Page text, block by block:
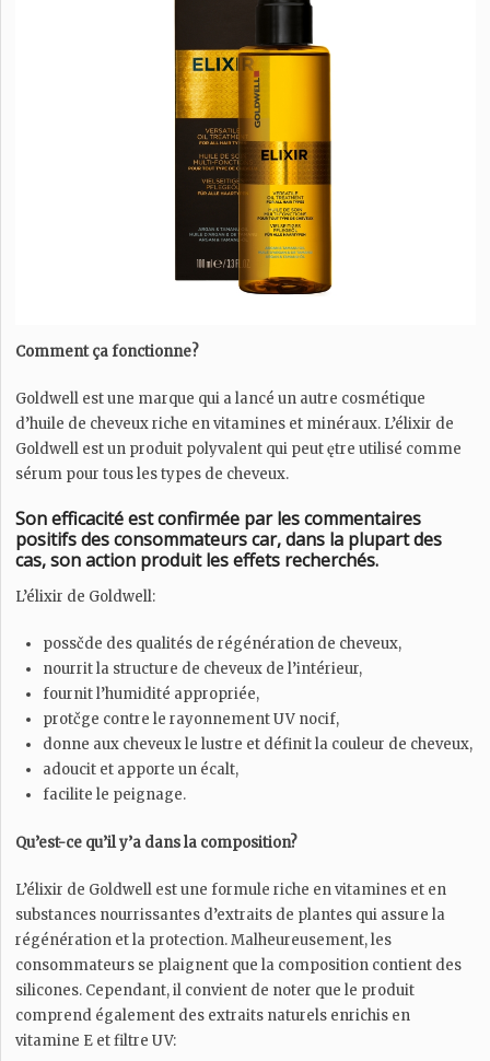
Comment ça fonctionne?
Goldwell est une marque qui a lancé un autre cosmétique
d’huile de cheveux riche en vitamines et minéraux. L’élixir de
Goldwell est un produit polyvalent qui peut ętre utilisé comme
sérum pour tous les types de cheveux.
Son efficacité est confirmée par les commentaires
positifs des consommateurs car, dans la plupart des
cas, son action produit les effets recherchés.
L’élixir de Goldwell:
possčde des qualités de régénération de cheveux,
nourrit la structure de cheveux de l’intérieur,
fournit l’humidité appropriée,
protčge contre le rayonnement UV nocif,
donne aux cheveux le lustre et définit la couleur de cheveux,
adoucit et apporte un écalt,
facilite le peignage.
Qu’est-ce qu’il y’a dans la composition?
L’élixir de Goldwell est une formule riche en vitamines et en
substances nourrissantes d’extraits de plantes qui assure la
régénération et la protection. Malheureusement, les
consommateurs se plaignent que la composition contient des
silicones. Cependant, il convient de noter que le produit
comprend également des extraits naturels enrichis en
vitamine E et filtre UV: